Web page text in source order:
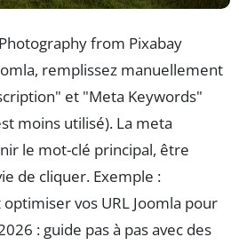
from Pixabay
remplissez manuellement
et "Meta Keywords"
moins utilisé). La meta
le mot-clé principal, être
de cliquer. Exemple :
vos URL Joomla pour
: guide pas à pas avec des